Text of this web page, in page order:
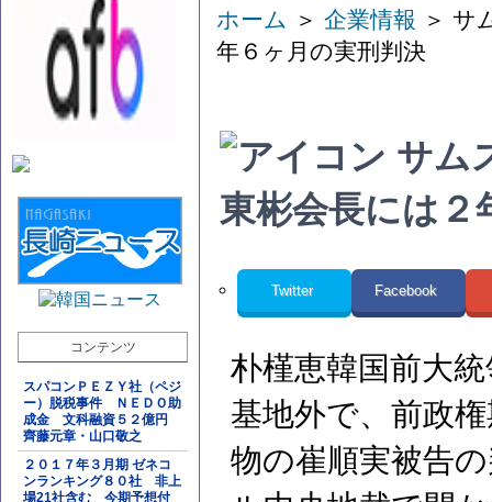
コンテンツ
スパコンＰＥＺＹ社（ペジ
ー）脱税事件 ＮＥＤＯ助
成金 文科融資５２億円
齊藤元章・山口敬之
２０１７年３月期 ゼネコ
ンランキング８０社 非上
場21社含む 今期予想付
ホーム ＞ 企業情報 ＞ サ
年６ヶ月の実刑判決
サム
東彬会長には２
Twitter Facebook
朴槿恵韓国前大
基地外で、前政
物の崔順実被告